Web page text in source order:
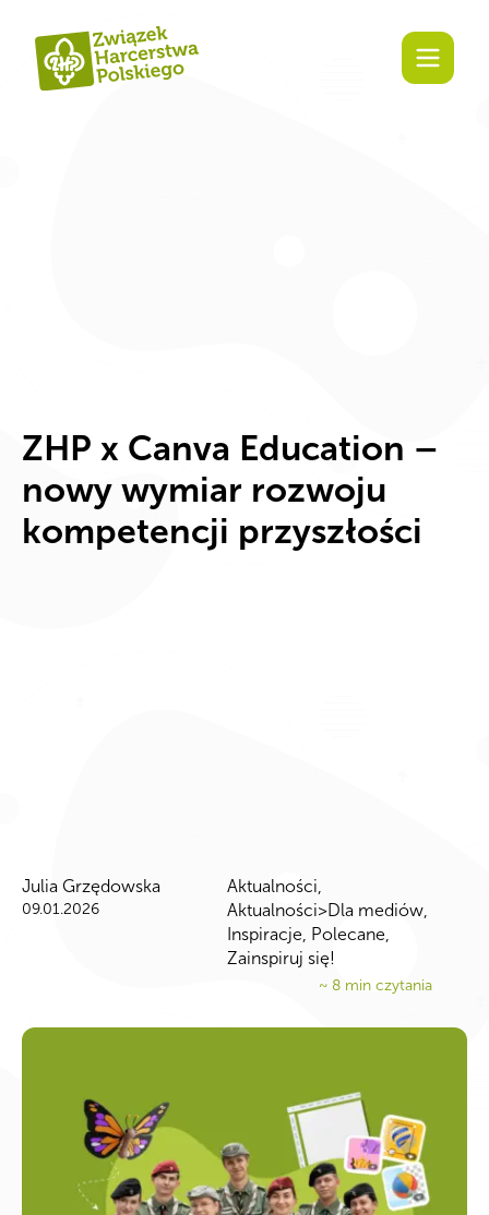
ZHP x Canva Education –
nowy wymiar rozwoju
kompetencji przyszłości
Julia Grzędowska
09.01.2026
Aktualności
Aktualności>Dla mediów
Inspiracje Polecane
Zainspiruj się!
~ 8 min czytania